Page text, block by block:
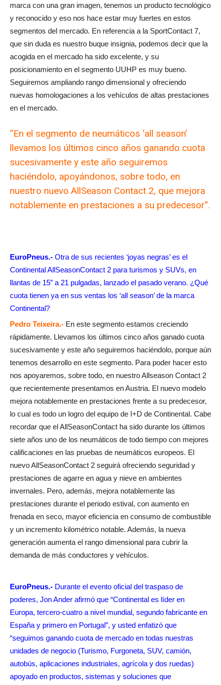
marca con una gran imagen, tenemos un producto tecnológico
y reconocido y eso nos hace estar muy fuertes en estos
segmentos del mercado. En referencia a la SportContact 7,
que sin duda es nuestro buque insignia, podemos decir que la
acogida en el mercado ha sido excelente, y su
posicionamiento en el segmento UUHP es muy bueno.
Seguiremos ampliando rango dimensional y ofreciendo
nuevas homologaciones a los vehículos de altas prestaciones
en el mercado.
“En el segmento de neumáticos ‘all season’
llevamos los últimos cinco años ganando cuota
sucesivamente y este año seguiremos
haciéndolo, apoyándonos, sobre todo, en
nuestro nuevo AllSeason Contact 2, que mejora
notablemente en prestaciones a su predecesor”.
EuroPneus.- Otra de sus recientes ‘joyas negras’ es el
Continental AllSeasonContact 2 para turismos y SUVs, en
llantas de 15” a 21 pulgadas, lanzado el pasado verano. ¿Qué
cuota tienen ya en sus ventas los ‘all season’ de la marca
Continental?
Pedro Teixeira.- En este segmento estamos creciendo
rápidamente. Llevamos los últimos cinco años ganado cuota
sucesivamente y este año seguiremos haciéndolo, porque aún
tenemos desarrollo en este segmento. Para poder hacer esto
nos apoyaremos, sobre todo, en nuestro Allseason Contact 2
que recientemente presentamos en Austria. El nuevo modelo
mejora notablemente en prestaciones frente a su predecesor,
lo cual es todo un logro del equipo de I+D de Continental. Cabe
recordar que el AllSeasonContact ha sido durante los últimos
siete años uno de los neumáticos de todo tiempo con mejores
calificaciones en las pruebas de neumáticos europeos. El
nuevo AllSeasonContact 2 seguirá ofreciendo seguridad y
prestaciones de agarre en agua y nieve en ambientes
invernales. Pero, además, mejora notablemente las
prestaciones durante el periodo estival, con aumento en
frenada en seco, mayor eficiencia en consumo de combustible
y un incremento kilométrico notable. Además, la nueva
generación aumenta el rango dimensional para cubrir la
demanda de más conductores y vehículos.
EuroPneus.- Durante el evento oficial del traspaso de
poderes, Jon Ander afirmó que “Continental es líder en
Europa, tercero-cuatro a nivel mundial, segundo fabricante en
España y primero en Portugal”, y usted enfatizó que
“seguimos ganando cuota de mercado en todas nuestras
unidades de negocio (Turismo, Furgoneta, SUV, camión,
autobús, aplicaciones industriales, agrícola y dos ruedas)
apoyado en productos, sistemas y soluciones que